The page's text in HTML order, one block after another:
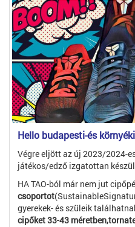
Hello budapesti-és
Végre eljött az új 2023/2024-
játékos/edző izgatottan
HA TAO-ból már nem jut
csoportot
gyerekek- és szüleik
cipőket 33-43